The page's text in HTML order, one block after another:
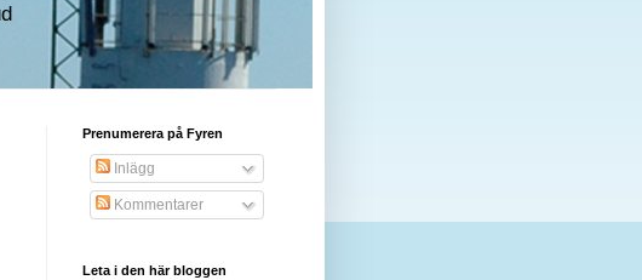
Prenumerera på Fyren
Inlägg
Kommentarer
Leta i den här bloggen